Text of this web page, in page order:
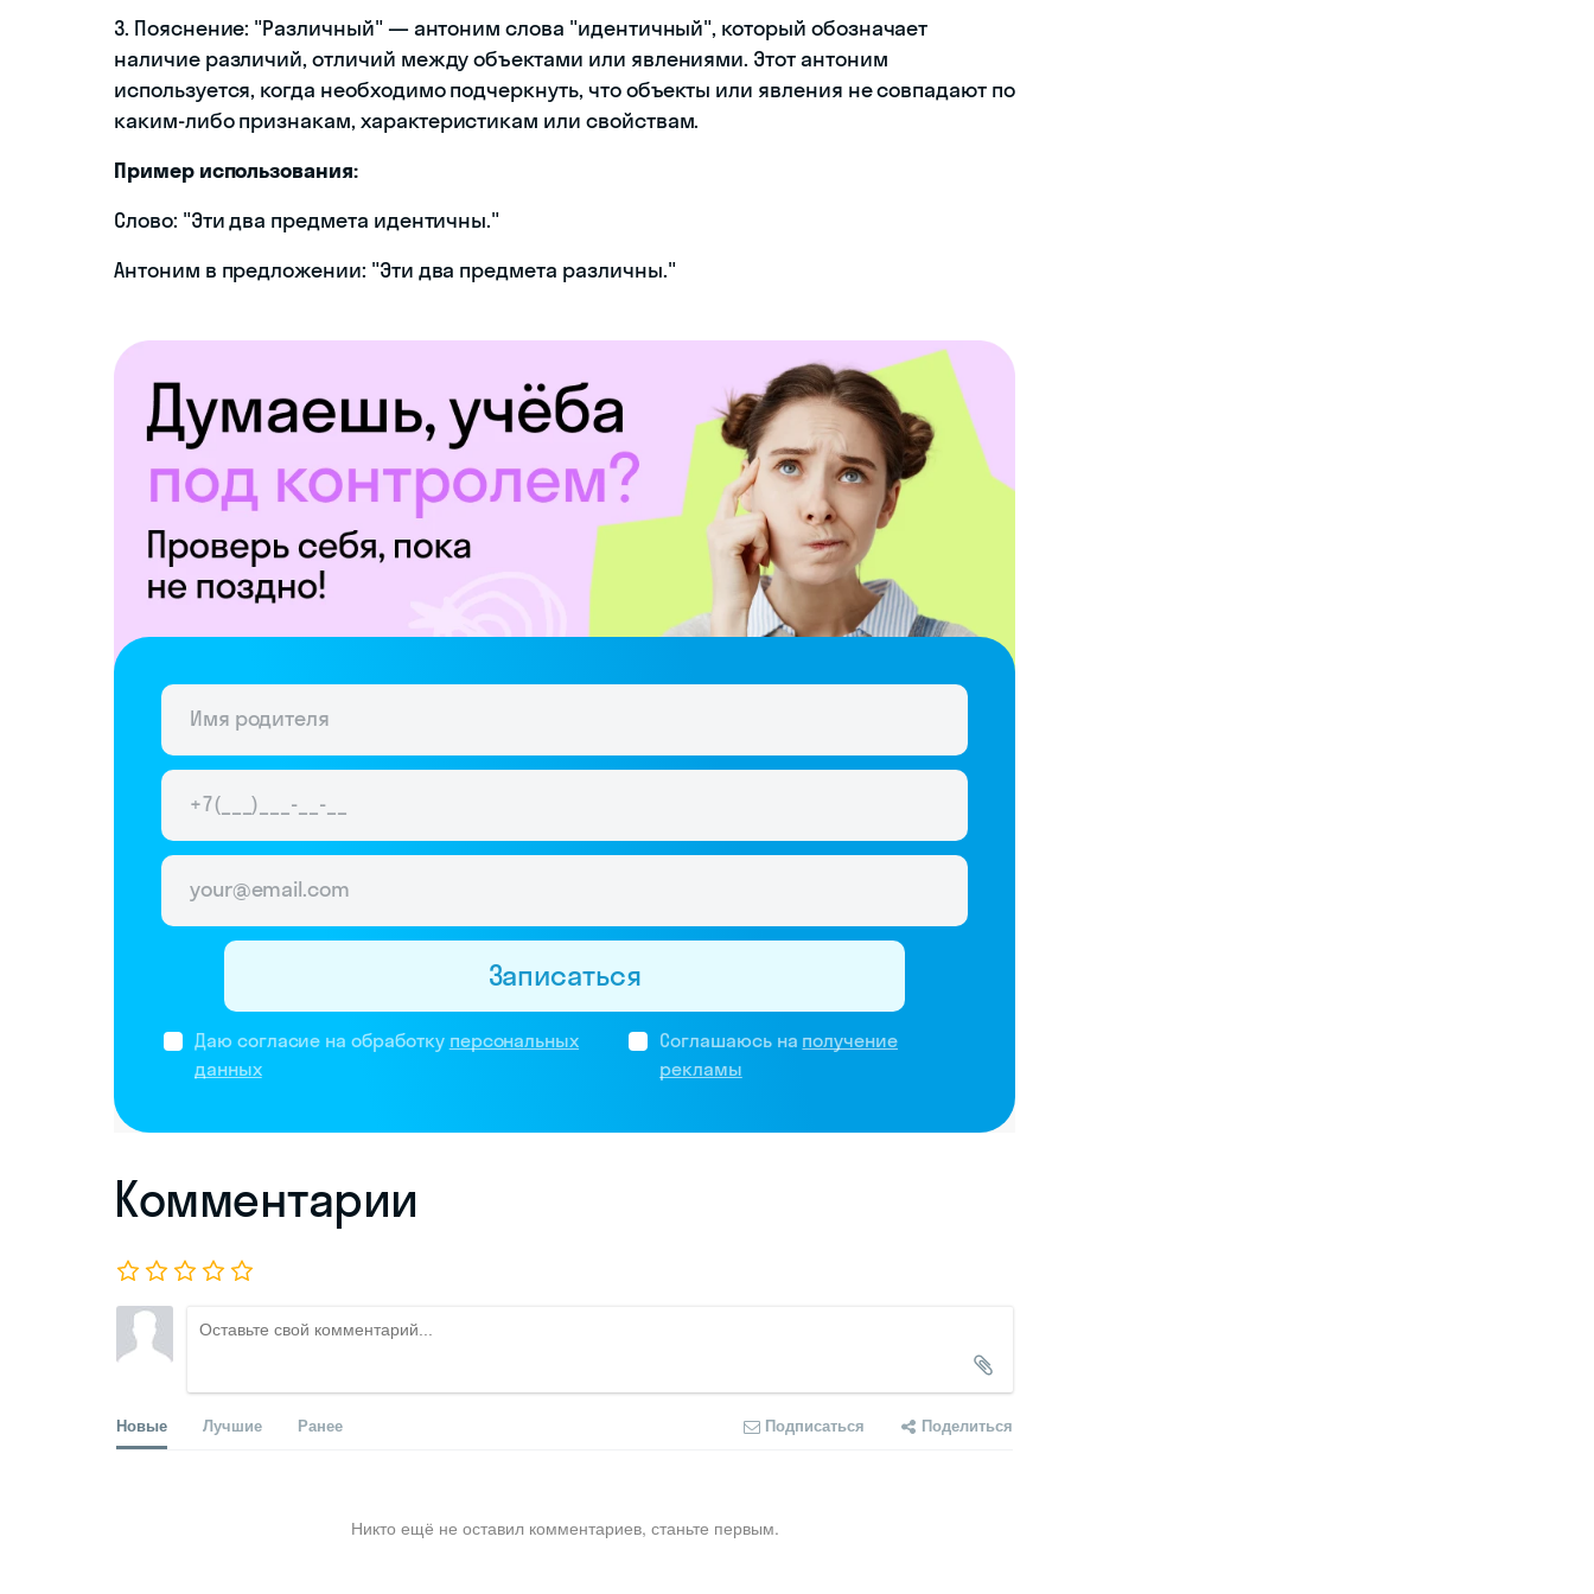
3. Пояснение: "Различный" — антоним слова "идентичный", который обозначает
наличие различий, отличий между объектами или явлениями. Этот антоним
используется, когда необходимо подчеркнуть, что объекты или явления не совпадают по
каким-либо признакам, характеристикам или свойствам.
Пример использования:
Слово: "Эти два предмета идентичны."
Антоним в предложении: "Эти два предмета различны."
Даю согласие на обработку персональных
данных
Соглашаюсь на получение
рекламы
Записаться
Комментарии
Новые Лучшие Ранее Подписаться Поделиться
Никто ещё не оставил комментариев, станьте первым.